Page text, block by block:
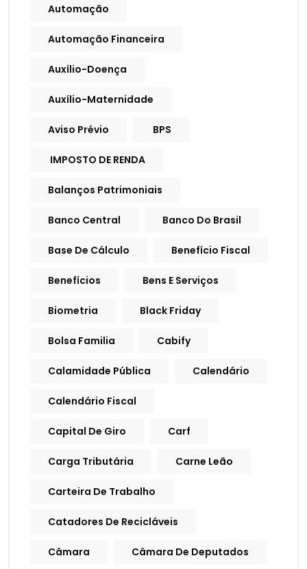
Automação
Automação Financeira
Auxílio-Doença
Auxílio-Maternidade
Aviso Prévio BPS
IMPOSTO DE RENDA
Balanços Patrimoniais
Banco Central Banco Do Brasil
Base De Cálculo Benefício Fiscal
Benefícios Bens E Serviços
Biometria Black Friday
Bolsa Familia Cabify
Calamidade Pública Calendário
Calendário Fiscal
Capital De Giro Carf
Carga Tributária Carne Leão
Carteira De Trabalho
Catadores De Recicláveis
Câmara Câmara De Deputados